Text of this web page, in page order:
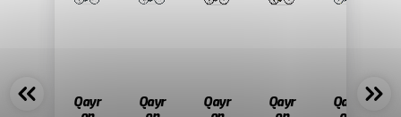
Qayr
Qayr
Qayr
Qayr
Qayr